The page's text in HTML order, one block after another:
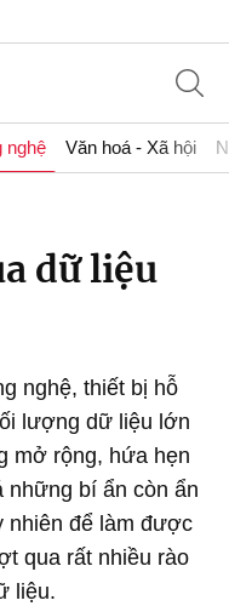
nghệ Văn hoá - Xã hội
dữ liệu
nghệ, thiết bị hỗ
lượng dữ liệu lớn
mở rộng, hứa hẹn
những bí ẩn còn ẩn
nhiên để làm được
qua rất nhiều rào
liệu.